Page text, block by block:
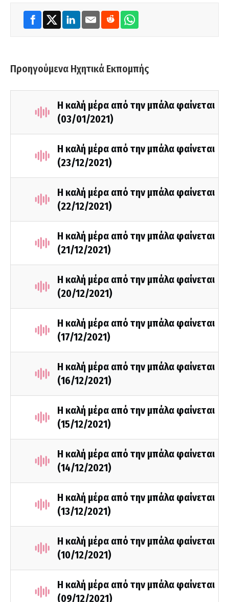
Προηγούμενα Ηχητικά Εκπομπής
Η καλή μέρα από την μπάλα φαίνεται
(03/01/2021)
Η καλή μέρα από την μπάλα φαίνεται
(23/12/2021)
Η καλή μέρα από την μπάλα φαίνεται
(22/12/2021)
Η καλή μέρα από την μπάλα φαίνεται
(21/12/2021)
Η καλή μέρα από την μπάλα φαίνεται
(20/12/2021)
Η καλή μέρα από την μπάλα φαίνεται
(17/12/2021)
Η καλή μέρα από την μπάλα φαίνεται
(16/12/2021)
Η καλή μέρα από την μπάλα φαίνεται
(15/12/2021)
Η καλή μέρα από την μπάλα φαίνεται
(14/12/2021)
Η καλή μέρα από την μπάλα φαίνεται
(13/12/2021)
Η καλή μέρα από την μπάλα φαίνεται
(10/12/2021)
Η καλή μέρα από την μπάλα φαίνεται
(09/12/2021)